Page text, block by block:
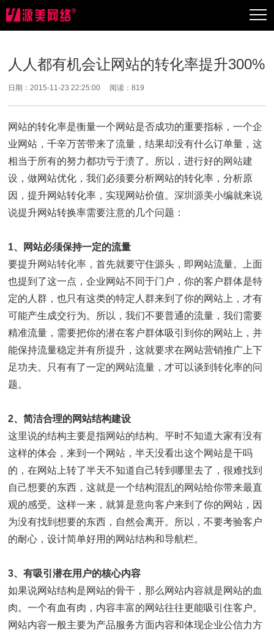
人人都有机会让网站的转化率提升300%
日期：2015-11-23 22:25:00 阅读：819
网站的转化率是衡量一个网站是否成功的重要指标，一个企
业网站，千辛万苦带来了流量，结果却没有什么订单量，这
相当于所有的努力都功亏于溃了。所以，进行好的网站建
设 ，做网站优化，我们必须要分析网站的转化率，分析原
因，提升网站转化率，实现网站价值。深圳源美小编就来说
说提升网站转换率需要注意的几个问题：
1、网站必须保持一定的流量
要提升网站转化率 ，首先就要守住源头，即网站流量。上面
也提到了这一点，企业网站不同于门户，你的客户群体是特
定的人群，也只有这类的特定人群来到了你的网站上，才有
可能产生成交行为。所以，我们不要普通的流量，我们需要
精准流量，需要把你的潜在客户群体吸引到你的网站上，并
能保持流量稳定并有所提升，这就要求在网站营销推广上下
足功夫。只有有了一定的网站流量，才可以谈到转化率的问
题。
2、简洁合理的网站结构建设
这里说的结构主要是指网站的结构。平时不知道大家有没有
这样的体会，来到一个网站，半天没看出这个网站是干吗
的，在网站上转了半天不知道自己转到哪里去了，很难找到
自己想要的东西，这就是一个结构混乱的网站给你带来最直
观的感受。这样一来，就算是意向客户来到了你的网站，因
为没有找到想要的东西，自然会离开。所以，不要考验客户
的耐心，设计简单好用的网站结构和导航栏。
3、有吸引潜在用户的核心内容
如果说网站结构是网站的骨干，那么网站内容就是网站的血
肉。一个有血有肉，内容丰富的网站往往更能吸引住客户。
网站内容一般主要为产品服务方面内容和体现企业公信力方